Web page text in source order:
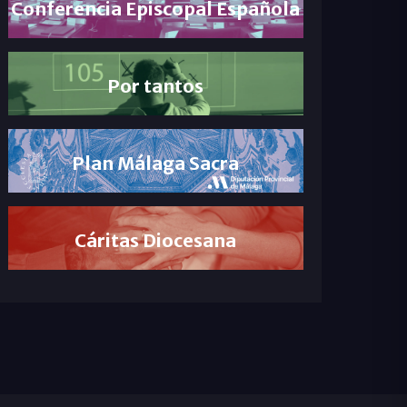
Conferencia Episcopal Española
Por tantos
Plan Málaga Sacra
Cáritas Diocesana